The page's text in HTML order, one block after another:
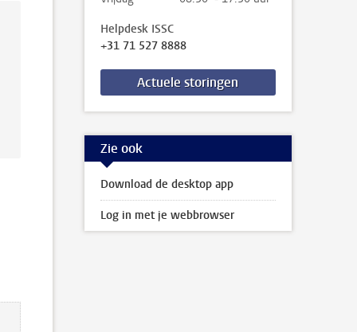
Helpdesk ISSC
+31 71 527 8888
Actuele storingen
Zie ook
Download de desktop app
Log in met je webbrowser